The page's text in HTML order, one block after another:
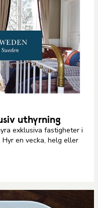
uthyrning
exklusiva fastigheter i
en vecka, helg eller